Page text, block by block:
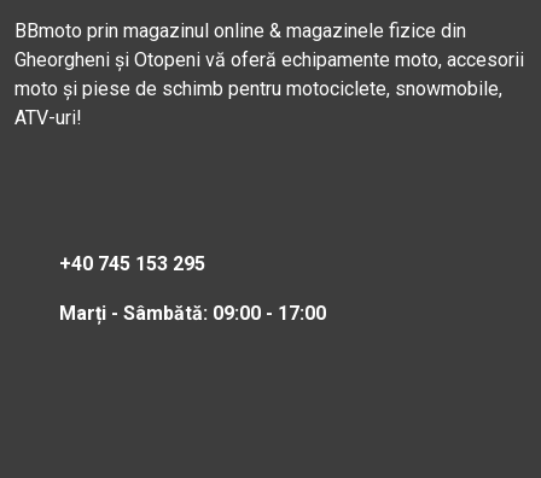
BBmoto prin magazinul online & magazinele fizice din
Gheorgheni și Otopeni vă oferă echipamente moto, accesorii
moto și piese de schimb pentru motociclete, snowmobile,
ATV-uri!
+40 745 153 295
Marți - Sâmbătă: 09:00 - 17:00